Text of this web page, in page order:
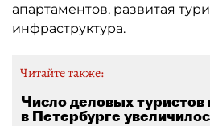
апартаментов, развитая
инфраструктура.
Читайте также:
Число деловых туристов
в Петербурге